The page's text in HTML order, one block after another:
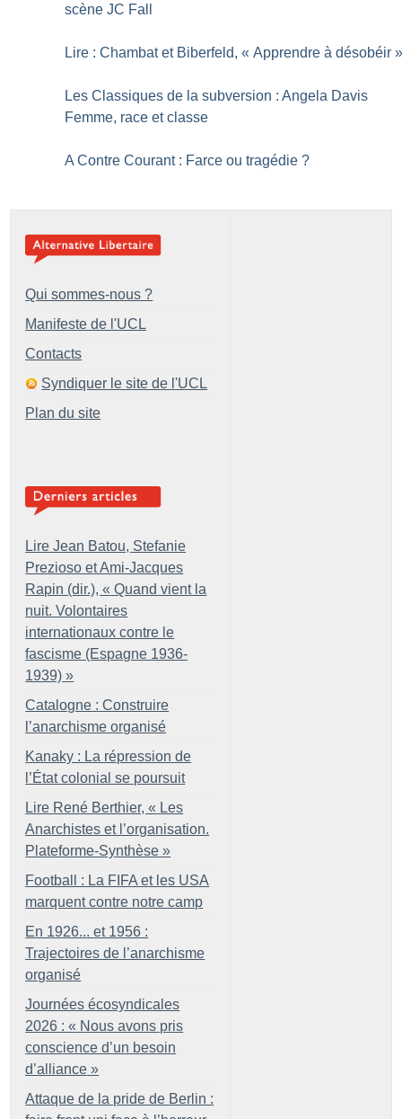
scène JC Fall
Lire : Chambat et Biberfeld, « Apprendre à désobéir
Les Classiques de la subversion : Angela Davis
Femme, race et classe
A Contre Courant : Farce ou tragédie ?
Qui sommes-nous ?
Manifeste de l'UCL
Contacts
Syndiquer le site de l'UCL
Plan du site
Lire Jean Batou, Stefanie
Prezioso et Ami-Jacques
Rapin (dir.), « Quand vient la
nuit. Volontaires
internationaux contre le
fascisme (Espagne 1936-
1939) »
Catalogne : Construire
l’anarchisme organisé
Kanaky : La répression de
l’État colonial se poursuit
Lire René Berthier, « Les
Anarchistes et l’organisation.
Plateforme-Synthèse »
Football : La FIFA et les USA
marquent contre notre camp
En 1926... et 1956 :
Trajectoires de l’anarchisme
organisé
Journées écosyndicales
2026 : « Nous avons pris
conscience d’un besoin
d’alliance »
Attaque de la pride de Berlin :